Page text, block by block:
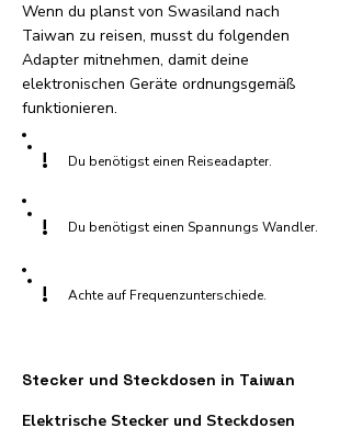
Wenn du planst von Swasiland nach
Taiwan zu reisen, musst du folgenden
Adapter mitnehmen, damit deine
elektronischen Geräte ordnungsgemäß
funktionieren.
! Du benötigst einen Reiseadapter.
! Du benötigst einen Spannungs Wandler.
! Achte auf Frequenzunterschiede.
Stecker und Steckdosen in Taiwan
Elektrische Stecker und Steckdosen